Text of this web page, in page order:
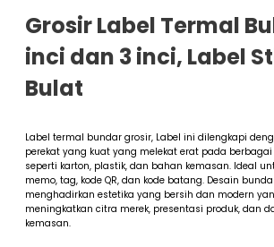
Grosir Label Termal
inci dan 3 inci, Label
Bulat
Label termal bundar grosir, Label ini dilengkapi
perekat yang kuat yang melekat erat pada
seperti karton, plastik, dan bahan kemasan. Ideal
memo, tag, kode QR, dan kode batang. Desain
menghadirkan estetika yang bersih dan modern
meningkatkan citra merek, presentasi produk, dan
kemasan.